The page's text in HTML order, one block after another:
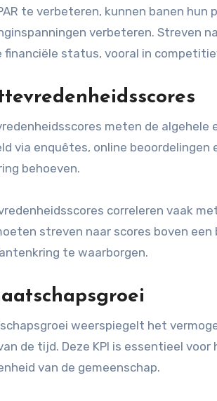
te verbeteren, kunnen banen
verbeteren. Streven
financiële status, vooral in
meten de algehele
via enquêtes, online
behoeven.
correleren vaak
streven naar scores boven
te waarborgen.
weerspiegelt het
de tijd. Deze KPI is essentieel
van de gemeenschap.